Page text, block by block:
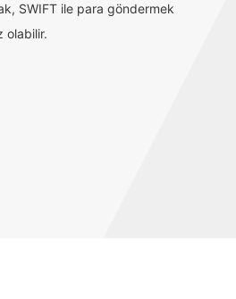
SWIFT ile para göndermek
olabilir.